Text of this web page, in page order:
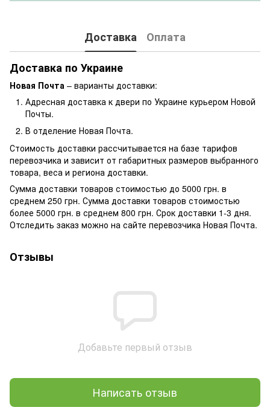
Доставка
Оплата
Доставка по Украине
Новая Почта – варианты доставки:
Адресная доставка к двери по Украине курьером Новой
Почты.
В отделение Новая Почта.
Стоимость доставки рассчитывается на базе тарифов
перевозчика и зависит от габаритных размеров выбранного
товара, веса и региона доставки.
Сумма доставки товаров стоимостью до 5000 грн. в
среднем 250 грн. Сумма доставки товаров стоимостью
более 5000 грн. в среднем 800 грн. Срок доставки 1-3 дня.
Отследить заказ можно на сайте перевозчика Новая Почта.
Отзывы
Добавьте первый отзыв
Написать отзыв